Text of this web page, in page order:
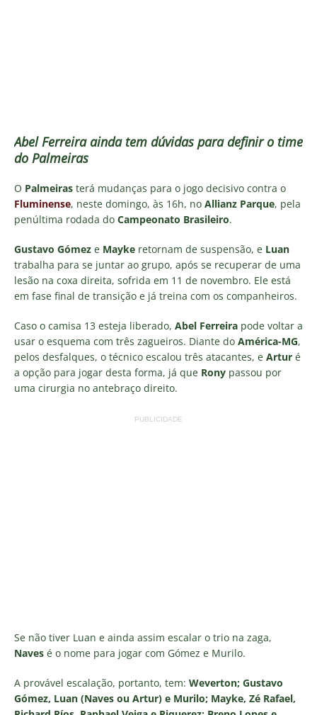
Abel Ferreira ainda tem dúvidas para definir o time
do Palmeiras
O Palmeiras terá mudanças para o jogo decisivo contra o
Fluminense, neste domingo, às 16h, no Allianz Parque, pela
penúltima rodada do Campeonato Brasileiro.
Gustavo Gómez e Mayke retornam de suspensão, e Luan
trabalha para se juntar ao grupo, após se recuperar de uma
lesão na coxa direita, sofrida em 11 de novembro. Ele está
em fase final de transição e já treina com os companheiros.
Caso o camisa 13 esteja liberado, Abel Ferreira pode voltar a
usar o esquema com três zagueiros. Diante do América-MG,
pelos desfalques, o técnico escalou três atacantes, e Artur é
a opção para jogar desta forma, já que Rony passou por
uma cirurgia no antebraço direito.
PUBLICIDADE
Se não tiver Luan e ainda assim escalar o trio na zaga,
Naves é o nome para jogar com Gómez e Murilo.
A provável escalação, portanto, tem: Weverton; Gustavo
Gómez, Luan (Naves ou Artur) e Murilo; Mayke, Zé Rafael,